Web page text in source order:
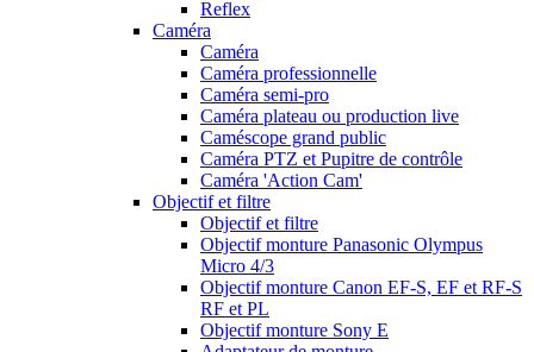
Reflex
Caméra
Caméra
Caméra professionnelle
Caméra semi-pro
Caméra plateau ou production live
Caméscope grand public
Caméra PTZ et Pupitre de contrôle
Caméra 'Action Cam'
Objectif et filtre
Objectif et filtre
Objectif monture Panasonic Olympus
Micro 4/3
Objectif monture Canon EF-S, EF et RF-S
RF et PL
Objectif monture Sony E